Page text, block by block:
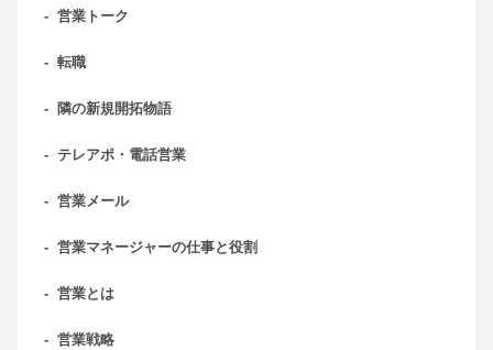
- 営業トーク
- 転職
- 隣の新規開拓物語
- テレアポ・電話営業
- 営業メール
- 営業マネージャーの仕事と役割
- 営業とは
- 営業戦略